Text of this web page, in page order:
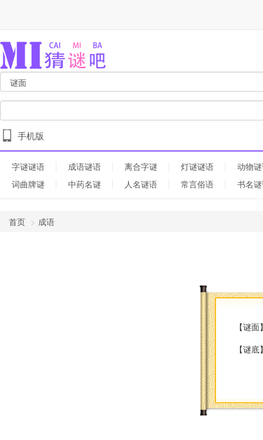
手机版
字谜谜语 成语谜语 离合字谜 灯谜谜语
动物
词曲牌谜
中药名谜 人名谜语 常言俗语 书名
首页 成语
【谜
【谜底